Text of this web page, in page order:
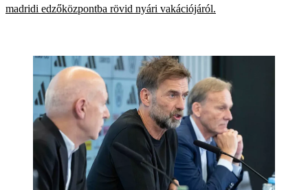
madridi edzőközpontba rövid nyári vakációjáról.